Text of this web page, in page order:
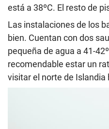
está a 38ºC. El resto de
Las instalaciones de los
bien. Cuentan con dos
pequeña de agua a 41-
recomendable estar un
visitar el norte de Islandia